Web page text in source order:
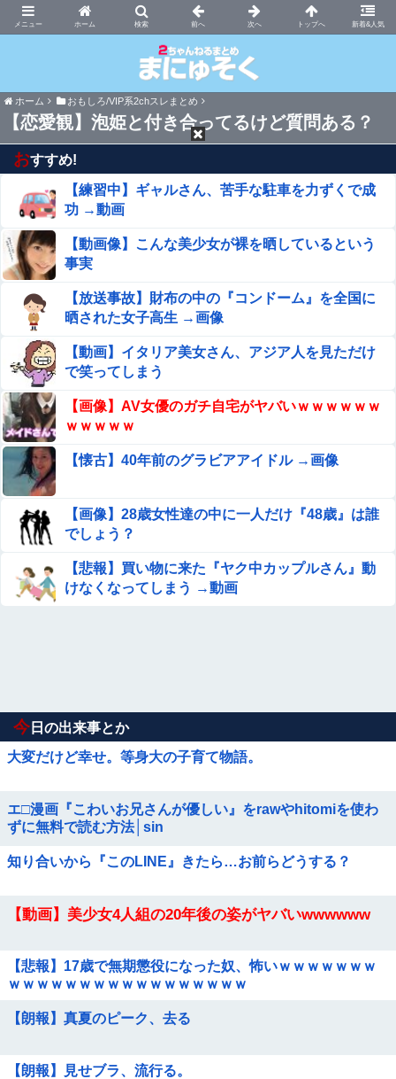
ホーム 新着&人気
まにゅそく 2chまとめニュース速報VIP
ホーム おもしろ/VIP系2chスレまとめ
【恋愛観】泡姫と付き合ってるけど質問ある？
おすすめ!
【練習中】ギャルさん、苦手な駐車を力ずくで成
功 →動画
【動画像】こんな美少女が裸を晒しているという
事実
【放送事故】財布の中の『コンドーム』を全国に
晒された女子高生 →画像
【動画】イタリア美女さん、アジア人を見ただけ
で笑ってしまう
【画像】AV女優のガチ自宅がヤバいｗｗｗｗｗｗ
ｗｗｗｗｗ
【懐古】40年前のグラビアアイドル →画像
【画像】28歳女性達の中に一人だけ『48歳』は誰
でしょう？
【悲報】買い物に来た『ヤク中カップルさん』動
けなくなってしまう →動画
今 日の出来事とか
大変だけど幸せ。等身大の子育て物語。
エ□漫画『こわいお兄さんが優しい』をrawやhitomiを使わ
ずに無料で読む方法│sin
知り合いから『このLINE』きたら…お前らどうする？
【動画】美少女4人組の20年後の姿がヤバいwwwwww
【悲報】17歳で無期懲役になった奴、怖いｗｗｗｗｗｗｗ
ｗｗｗｗｗｗｗｗｗｗｗｗｗｗｗｗｗ
【朗報】真夏のピーク、去る
【朗報】見せブラ、流行る。